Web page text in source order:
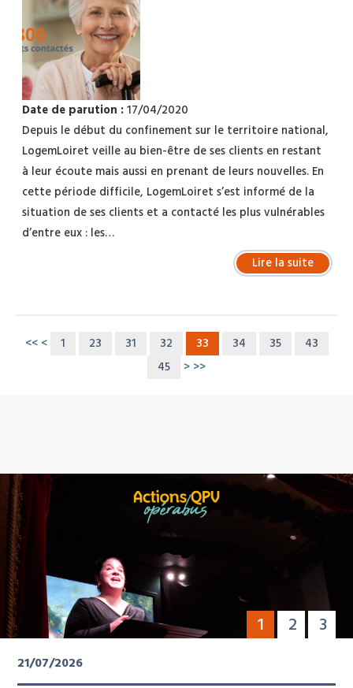
Date de parution : 17/04/2020
Depuis le début du confinement sur le territoire national,
LogemLoiret veille au bien-être de ses clients en restant
à leur écoute mais aussi en prenant de leurs nouvelles. En
cette période difficile, LogemLoiret s’est informé de la
situation de ses clients et a contacté les plus vulnérables
d’entre eux : les…
Lire la suite
<< < 1 23 31 32 33 34 35
43
45
> >>
1 2 3
21/07/2026